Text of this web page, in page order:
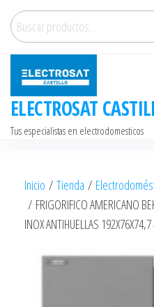
Saltar
contenido
Buscar
por:
ELECTROSAT
Tus especialistas en electrodomesticos
Inicio / Tienda /
/ FRIGORIFICO AMERICANO
INOX ANTIHUELLAS